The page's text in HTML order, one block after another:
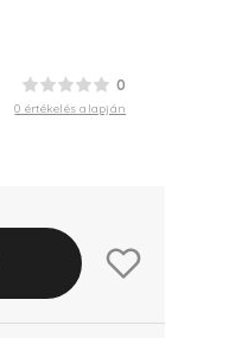
0
0 értékelés alapján